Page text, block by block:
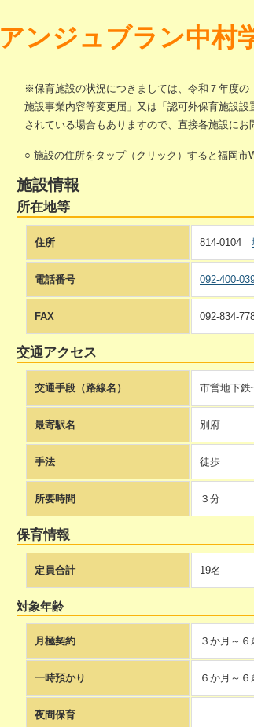
アンジュブラン中村
※保育施設の状況につきましては、令和７年度
施設事業内容等変更届」又は「認可外保育施設
されている場合もありますので、直接各施設にお
○ 施設の住所をタップ（クリック）すると福岡市
施設情報
所在地等
住所 814-0104
電話番号 092-400-
FAX 092-834-
交通アクセス
交通手段（路線名） 市営地下鉄
最寄駅名 別府
手法 徒歩
所要時間 ３分
保育情報
定員合計 19名
対象年齢
月極契約 ３か月～６
一時預かり ６か月～６
夜間保育